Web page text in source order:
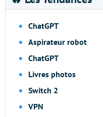
ChatGPT
Aspirateur robot
ChatGPT
Livres photos
Switch 2
VPN